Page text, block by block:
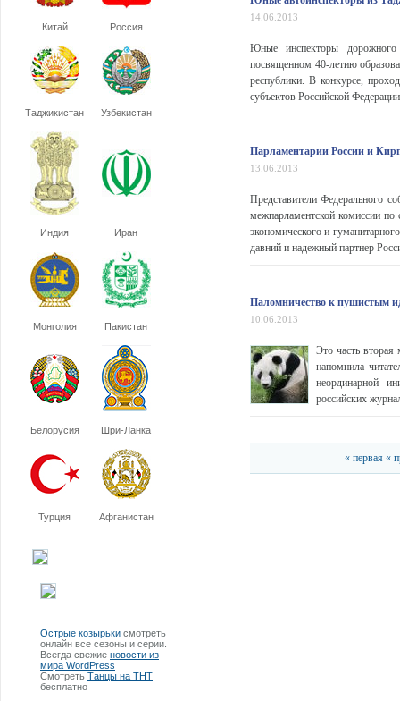
Китай Россия
Таджикистан Узбекистан
Индия Иран
Монголия Пакистан
Белорусия Шри-Ланка
Турция Афганистан
Острые козырьки смотреть
онлайн все сезоны и серии.
Всегда свежие новости из
мира WordPress
Смотреть Танцы на ТНТ
бесплатно
14.06.2013
Юные инспекторы дорожного
посвященном 40-летию
республики. В конкурсе,
субъектов Российской
Парламентарии России и
13.06.2013
Представители Федерального
межпарламентской комиссии
экономического и
давний и надежный партнер
Паломничество к пушистым
10.06.2013
Это часть вторая
напомнила
неординарной
российских
« первая «